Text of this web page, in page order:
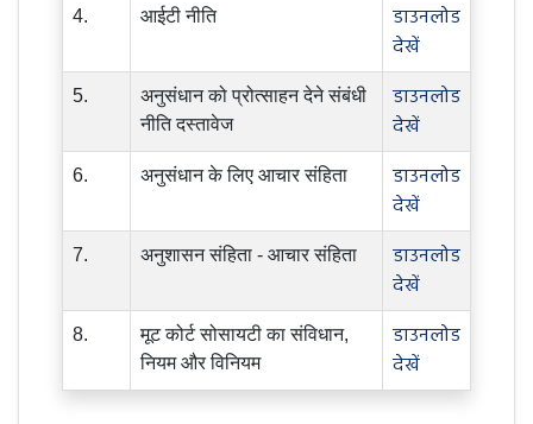
4. आईटी नीति
डाउनलोड
देखें
5.
अनुसंधान को प्रोत्साहन देने संबंधी
नीति दस्तावेज
डाउनलोड
देखें
6. अनुसंधान के लिए आचार संहिता
डाउनलोड
देखें
7. अनुशासन संहिता - आचार संहिता
डाउनलोड
देखें
8.
मूट कोर्ट सोसायटी का संविधान,
नियम और विनियम
डाउनलोड
देखें